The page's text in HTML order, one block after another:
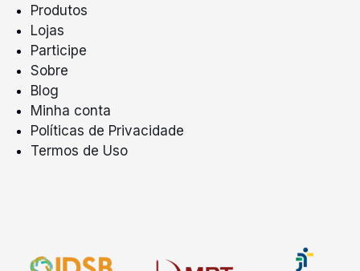
Produtos
Lojas
Participe
Sobre
Blog
Minha conta
Políticas de Privacidade
Termos de Uso